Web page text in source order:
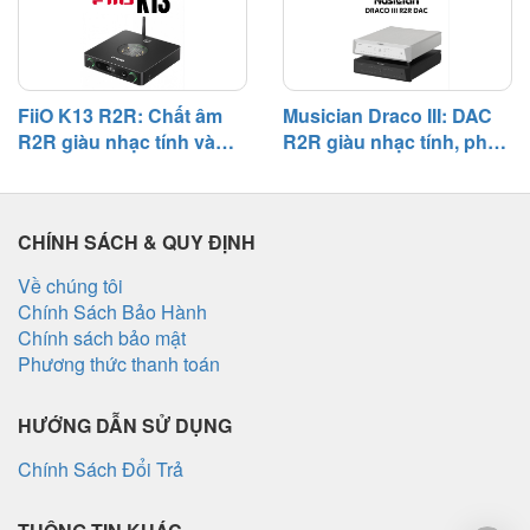
FiiO K13 R2R: Chất âm
R2R giàu nhạc tính và
đáng nể
Musician Draco III: DAC
R2R giàu nhạc tính, phối
thống hi-fi
CHÍNH SÁCH & QUY ĐỊNH
Về chúng tôi
Chính Sách Bảo Hành
Chính sách bảo mật
Phương thức thanh toán
HƯỚNG DẪN SỬ DỤNG
Chính Sách Đổi Trả